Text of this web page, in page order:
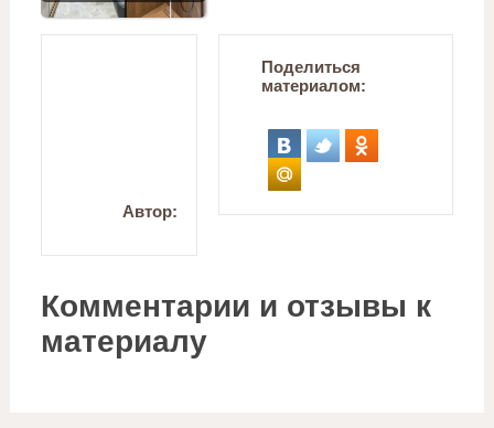
Автор:
Поделиться
материалом:
Комментарии и отзывы к
материалу